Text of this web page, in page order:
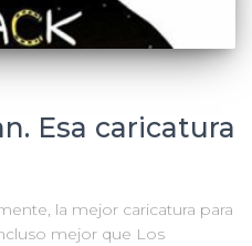
Esa caricatura
la mejor caricatura para
mejor que Los